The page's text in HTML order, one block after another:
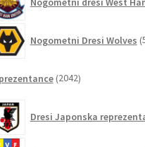
Nogometni Dresi Wolves
2042izdelkov
Dresi Japonska